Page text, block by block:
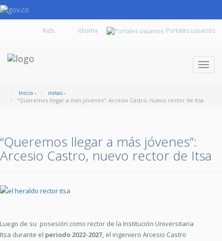
Kids Portales usuarios
Inicio - notas -
“Queremos llegar a más jóvenes”: Arcesio Castro, nuevo rector de Itsa
“Queremos llegar a más jóvenes”:
Arcesio Castro, nuevo rector de Itsa
Luego de su posesión como rector de la Institución Universitaria
Itsa durante el periodo 2022-2027, el ingeniero Arcesio Castro